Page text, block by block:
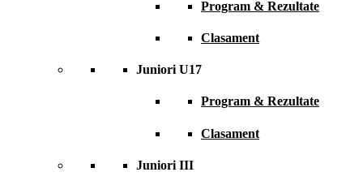
Program & Rezultate
Clasament
Juniori U17
Program & Rezultate
Clasament
Juniori III